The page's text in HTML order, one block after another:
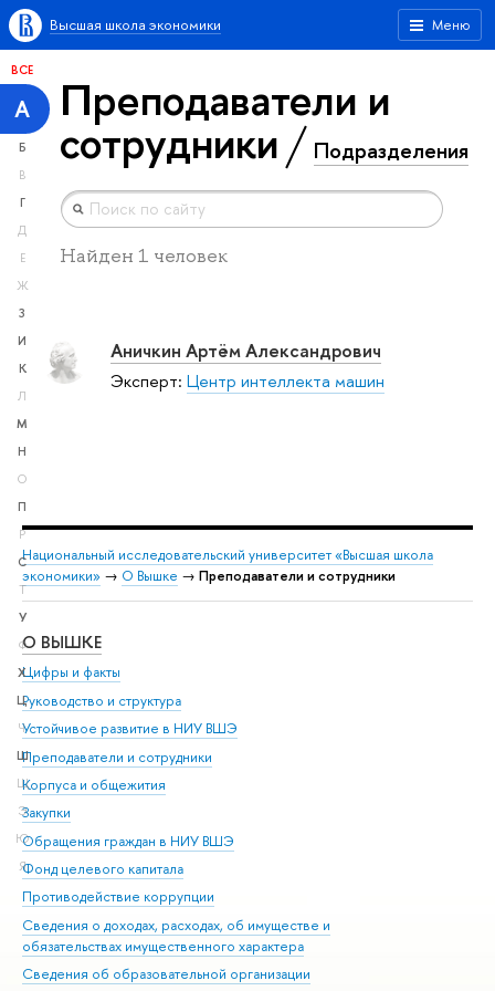
Меню
Высшая школа экономики
ВСЕ
А
Б
В
Г
Д
Е
Ж
З
И
К
Л
М
Н
О
П
Р
С
Т
У
Ф
Х
Ц
Ч
Ш
Щ
Э
Ю
Я
Преподаватели и
сотрудники Подразделения
Найден 1 человек
Аничкин Артём Александрович
Эксперт: Центр интеллекта машин
Национальный исследовательский университет «Высшая школа
экономики» → О Вышке → Преподаватели и сотрудники
О ВЫШКЕ
Цифры и факты
Руководство и структура
Устойчивое развитие в НИУ ВШЭ
Преподаватели и сотрудники
Корпуса и общежития
Закупки
Обращения граждан в НИУ ВШЭ
Фонд целевого капитала
Противодействие коррупции
Сведения о доходах, расходах, об имуществе и
обязательствах имущественного характера
Сведения об образовательной организации